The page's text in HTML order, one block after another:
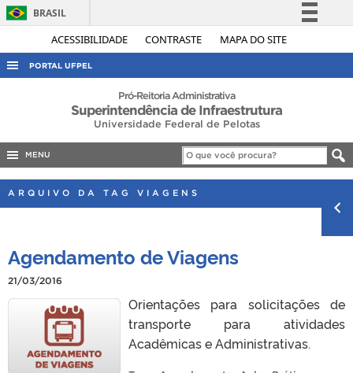
ACESSIBILIDADE CONTRASTE MAPA DO SITE
BRASIL
Simplifique!
Acesso à informação
Canais
PORTAL UFPEL
ACESSO À INFORMAÇÃO
OUVIDORIA
PORTARIAS
TELEFONES
Pró-Reitoria Administrativa
Superintendência de Infraestrutura
Universidade Federal de Pelotas
MENU
ARQUIVO DA TAG VIAGENS
Agendamento de Viagens
21/03/2016
Orientações para solicitações de
transporte para atividades
Acadêmicas e Administrativas.